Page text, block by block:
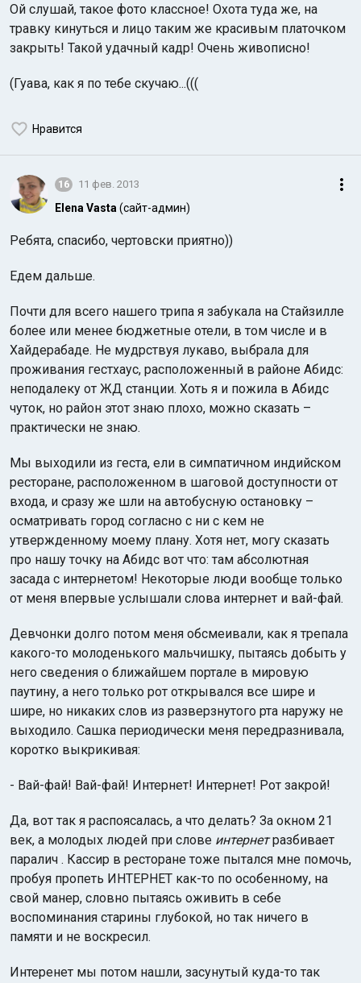
Ой слушай, такое фото классное! Охота туда же, на
травку кинуться и лицо таким же красивым платочком
закрыть! Такой удачный кадр! Очень живописно!
(Гуава, как я по тебе скучаю...(((
Нравится
16 11 фев. 2013
Elena Vasta (сайт-админ)
Ребята, спасибо, чертовски приятно))
Едем дальше.
Почти для всего нашего трипа я забукала на Стайзилле
более или менее бюджетные отели, в том числе и в
Хайдерабаде. Не мудрствуя лукаво, выбрала для
проживания гестхаус, расположенный в районе Абидс:
неподалеку от ЖД станции. Хоть я и пожила в Абидс
чуток, но район этот знаю плохо, можно сказать –
практически не знаю.
Мы выходили из геста, ели в симпатичном индийском
ресторане, расположенном в шаговой доступности от
входа, и сразу же шли на автобусную остановку –
осматривать город согласно с ни с кем не
утвержденному моему плану. Хотя нет, могу сказать
про нашу точку на Абидс вот что: там абсолютная
засада с интернетом! Некоторые люди вообще только
от меня впервые услышали слова интернет и вай-фай.
Девчонки долго потом меня обсмеивали, как я трепала
какого-то молоденького мальчишку, пытаясь добыть у
него сведения о ближайшем портале в мировую
паутину, а него только рот открывался все шире и
шире, но никаких слов из разверзнутого рта наружу не
выходило. Сашка периодически меня передразнивала,
коротко выкрикивая:
- Вай-фай! Вай-фай! Интернет! Интернет! Рот закрой!
Да, вот так я распоясалась, а что делать? За окном 21
век, а молодых людей при слове интернетразбивает
паралич . Кассир в ресторане тоже пытался мне помочь,
пробуя пропеть ИНТЕРНЕТ как-то по особенному, на
свой манер, словно пытаясь оживить в себе
воспоминания старины глубокой, но так ничего в
памяти и не воскресил.
Интеренет мы потом нашли, засунутый куда-то так